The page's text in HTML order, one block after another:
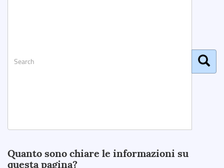
Quanto sono chiare le informazioni su
questa pagina?